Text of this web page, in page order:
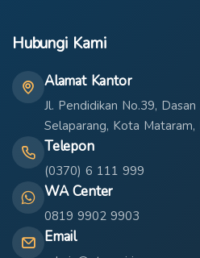
Hubungi Kami
Alamat Kantor
Jl. Pendidikan No.39,
Selaparang, Kota
Telepon
(0370) 6 111 999
WA Center
0819 9902 9903
Email